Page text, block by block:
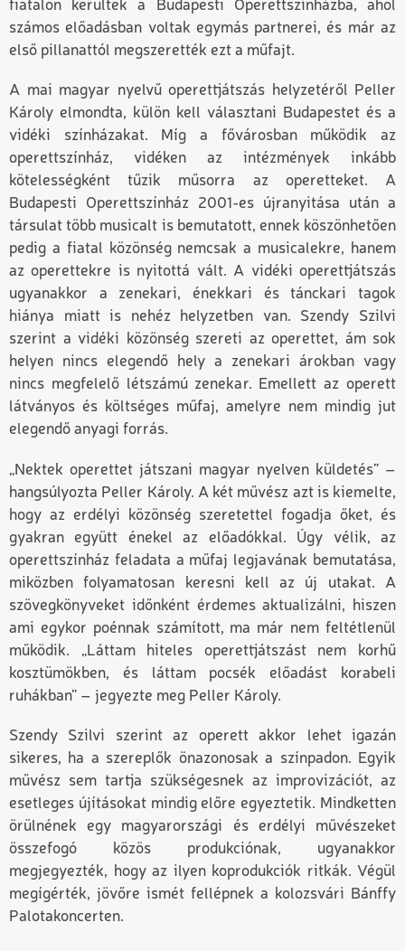
fiatalon kerültek a Budapesti Operettszínházba, ahol
számos előadásban voltak egymás partnerei, és már az
első pillanattól megszerették ezt a műfajt.
A mai magyar nyelvű operettjátszás helyzetéről Peller
Károly elmondta, külön kell választani Budapestet és a
vidéki színházakat. Míg a fővárosban működik az
operettszínház, vidéken az intézmények inkább
kötelességként tűzik műsorra az operetteket. A
Budapesti Operettszínház 2001-es újranyitása után a
társulat több musicalt is bemutatott, ennek köszönhetően
pedig a fiatal közönség nemcsak a musicalekre, hanem
az operettekre is nyitottá vált. A vidéki operettjátszás
ugyanakkor a zenekari, énekkari és tánckari tagok
hiánya miatt is nehéz helyzetben van. Szendy Szilvi
szerint a vidéki közönség szereti az operettet, ám sok
helyen nincs elegendő hely a zenekari árokban vagy
nincs megfelelő létszámú zenekar. Emellett az operett
látványos és költséges műfaj, amelyre nem mindig jut
elegendő anyagi forrás.
„Nektek operettet játszani magyar nyelven küldetés” –
hangsúlyozta Peller Károly. A két művész azt is kiemelte,
hogy az erdélyi közönség szeretettel fogadja őket, és
gyakran együtt énekel az előadókkal. Úgy vélik, az
operettszínház feladata a műfaj legjavának bemutatása,
miközben folyamatosan keresni kell az új utakat. A
szövegkönyveket időnként érdemes aktualizálni, hiszen
ami egykor poénnak számított, ma már nem feltétlenül
működik. „Láttam hiteles operettjátszást nem korhű
kosztümökben, és láttam pocsék előadást korabeli
ruhákban” – jegyezte meg Peller Károly.
Szendy Szilvi szerint az operett akkor lehet igazán
sikeres, ha a szereplők önazonosak a színpadon. Egyik
művész sem tartja szükségesnek az improvizációt, az
esetleges újításokat mindig előre egyeztetik. Mindketten
örülnének egy magyarországi és erdélyi művészeket
összefogó közös produkciónak, ugyanakkor
megjegyezték, hogy az ilyen koprodukciók ritkák. Végül
megígérték, jövőre ismét fellépnek a kolozsvári Bánffy
Palotakoncerten.